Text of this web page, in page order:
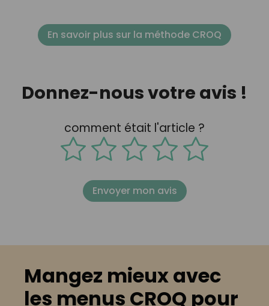
En savoir plus sur la méthode CROQ
Donnez-nous votre avis !
comment était l'article ?
Envoyer mon avis
Mangez mieux avec
les menus CROQ pour